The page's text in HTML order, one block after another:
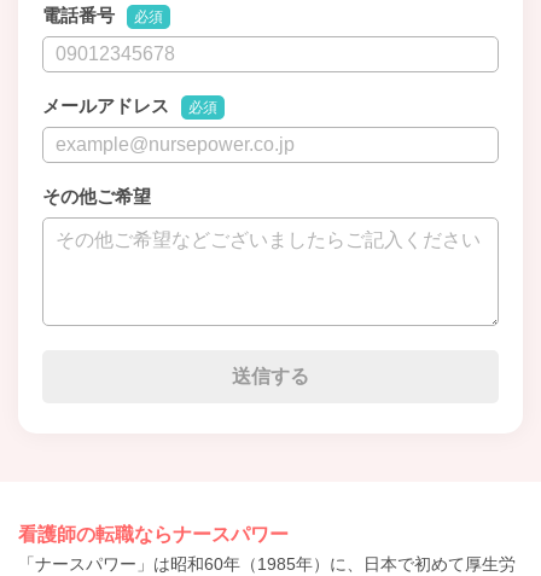
電話番号 必須
メールアドレス 必須
その他ご希望
看護師の転職ならナースパワー
「ナースパワー」は昭和60年（1985年）に、日本で初めて厚生労